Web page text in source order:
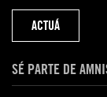
ACTUÁ
SÉ PARTE DE